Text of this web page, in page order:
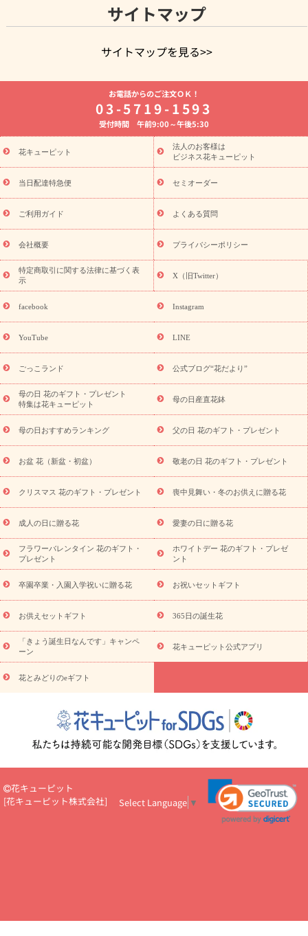
サイトマップ
サイトマップを見る>>
よく贈られる花
お祝いの花特集
誕生日フラワーギフト特集
8月の誕生花(トルコキキョウ)
開店・開業祝い
お供え・お悔やみ お供え・お悔やみの花
通夜・葬儀に贈る花 胡蝶蘭・花鉢
ーブドフラワー
季節のイベント
ひまわり ギフト・プレゼント
特集
お盆 花（新盆・初盆） 季節のイベント
お盆 花（新
盆・初盆）
お盆 花（新盆・初盆）
お盆・お供え 花とセットギ
フト
お盆・お供え プリザーブドフラワー
ひまわり ギフト・プ
レゼント特集
夏の花贈り・お中元・暑中見舞い 花のギフト特集
敬老の日におくる花ギフト・プレゼント特集
花ギフト・プレゼント特集
敬老の日 花のおすすめランキング
敬
老の日 花鉢植えのギフト・プレゼント特集
敬老の日 花とセットギ
フト・プレゼント特集
敬老の日の花 全てのギフト一覧
キャン
ペーン
映画『ウォーターガーディアンズ』コラボキャンペーン
「きょう誕生日なんです」キャンペーン
誕生日の花を探す
誕生日フラワーギフト 誕生日フラワーギフト特集
(トルコキキョウ)
9月の誕生花(リンドウ)
ら探す
お祝いの花特集 当日配達特急便 お祝い商品一覧
念日
結婚祝い 出産祝い 退院祝い・快気祝い
寿祝い
プチギフト ペットのお祝いフラワー
供え・お悔やみ商品一覧
お供え・お悔やみの花
四十九日法要以
お供え プリザーブドフラワー
ペットのお供えフラワー
お盆（新
盆・初盆）
その他 お祝い返し お見舞い
お取り寄せギフト
ビジネス用
ご自宅用 観葉植物 ミディ胡蝶蘭
プリザーブ
ドフラワー
スタイルから探す アレンジメント 花束
スタ
ンド花
お祝い お供え・お悔やみ 胡蝶蘭 胡蝶蘭・花鉢
ディ胡蝶蘭・お祝い
ミディ胡蝶蘭・お供え
世界初の青色胡蝶蘭
観葉植物
観葉植物 産直多肉植物
プリザーブドフラワー
お祝い
お供え・お悔やみ 花とセットギフト
セミオーダー
プチギフト（hanamore -ハナモア-）
花とみどりのeギフト
キューピットのeGfit
カラー ピンク イエローオレンジ
レッ
ド
お花の種類 トルコキキョウ
お祝い お祝い・3000円～ お祝い・4000円～
お祝い・
5000円～
お祝い・7000円～ お祝い・ 10000円～
お供え・お
悔やみ
円～
お供え・お悔やみ・
読み物
いのマナー
定年退職祝いのマナー
お祝いを贈るときのマナー・
花キューピットのお祝いコラム一覧
誕生日のお花を「色
彩心理学」で選ぶ方法
結婚祝いの予算相場
出産祝いお役立ち情
ール
新築引っ越し祝いコラム お祝い花のマナー総まとめ
職
場上司や先輩へ贈るお祝い花の正解は？
開店祝いの花 選び方ガイ
あり)
花キューピット×専門家
CO2排出量削減 / SDGsを考える
お電話からのご注文ＯＫ！
03-5719-1593
受付時間 午前9:00～午後5:30
花キューピット
法人のお客様は
ビジネス花キューピット
当日配達特急便 セミオーダー
ご利用ガイド よくある質問
会社概要 プライバシーポリシー
特定商取引に関する法律に基づく表
示
X（旧Twitter）
facebook Instagram
YouTube LINE
ごっこランド 公式ブログ“花だより”
母の日 花のギフト・プレゼント
特集は花キューピット
母の日産直花鉢
母の日おすすめランキング 父の日 花のギフト・プレゼント
お盆 花（新盆・初盆） 敬老の日 花のギフト・プレゼント
クリスマス 花のギフト・プレゼント 喪中見舞い・冬のお供えに贈る花
成人の日に贈る花 愛妻の日に贈る花
フラワーバレンタイン 花のギフト・
プレゼント
ホワイトデー 花のギフト・プレゼ
ント
卒園卒業・入園入学祝いに贈る花 お祝いセットギフト
お供えセットギフト 365日の誕生花
「きょう誕生日なんです」キャンペ
ーン
花キューピット公式アプリ
花とみどりのeギフト
花キューピット
[花キューピット株式会社] Select Language ▼